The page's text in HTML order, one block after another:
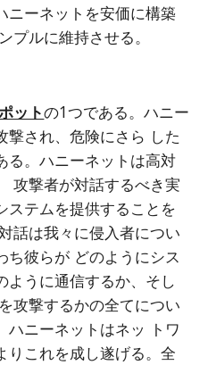
ニーネットを安価に構築
プルに維持させる。
ットの1つである。ハニー
撃され、危険にさら した
る。ハニーネットは高対
攻撃者が対話するべき実
ステムを提供することを
話は我々に侵入者につい
ち彼らが どのようにシス
ように通信するか、そし
攻撃するかの全てについ
ハニーネットはネッ トワ
りこれを成し遂げる。全